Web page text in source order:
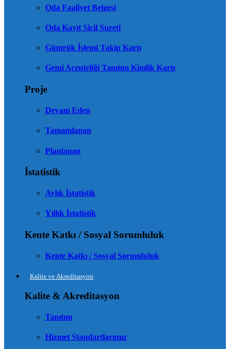
Oda Faaliyet Belgesi
Oda Kayıt Sicil Sureti
Gümrük İşlemi Takip Kartı
Gemi Acenteliği Tanıtım Kimlik Kartı
Proje
Devam Eden
Tamamlanan
Planlanan
İstatistik
Aylık İstatistik
Yıllık İstatistik
Kente Katkı / Sosyal Sorumluluk
Kente Katkı / Sosyal Sorumluluk
Kalite ve Akreditasyon
Kalite & Akreditasyon
Tanıtım
Hizmet Standartlarımız